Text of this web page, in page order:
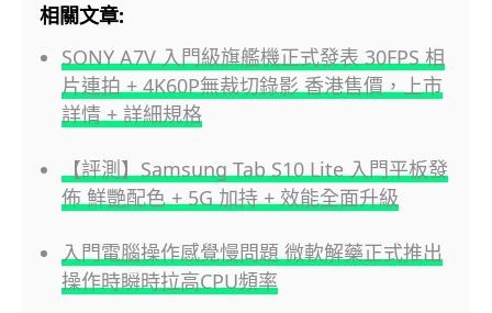
相關文章:
SONY A7V 入門級旗艦機正式發表 30FPS 相
片連拍 + 4K60P無裁切錄影 香港售價，上市
詳情 + 詳細規格
【評測】Samsung Tab S10 Lite 入門平板發
佈 鮮艷配色 + 5G 加持 + 效能全面升級
入門電腦操作感覺慢問題 微軟解藥正式推出
操作時瞬時拉高CPU頻率